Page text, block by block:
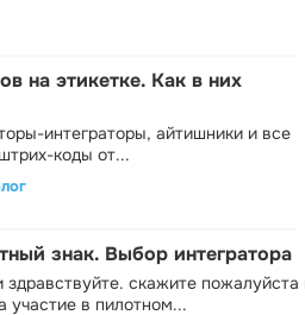
на этикетке. Как в них
интеграторы, айтишники и все
коды от...
знак. Выбор интегратора
скажите пожалуйста
участие в пилотном...